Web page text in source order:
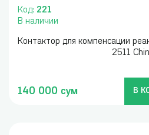
Код: 221
В наличии
Контактор для компенсации
2511
140 000 сум В